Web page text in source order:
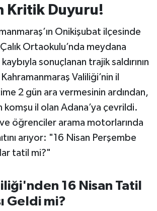
Kritik Duyuru!
Onikişubat ilçesinde
Ortaokulu’nda meydana
sonuçlanan trajik saldırının
Valiliği’nin il
2 gün ara vermesinin ardından,
komşu il olan Adana’ya çevrildi.
öğrenciler arama motorlarında
arıyor: "16 Nisan Perşembe
tatil mi?"
16 Nisan Tatil
Geldi mi?